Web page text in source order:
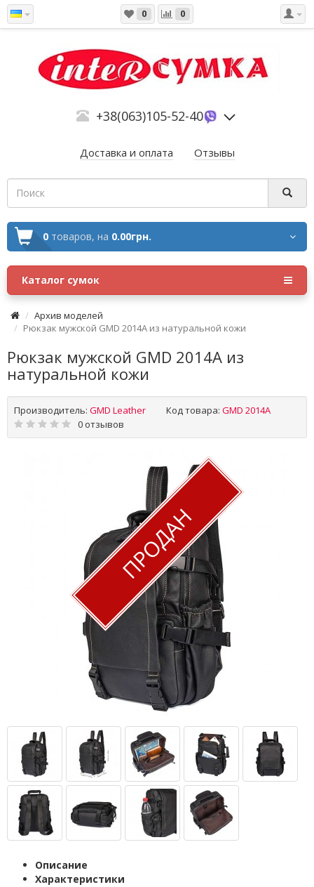
0 0
+38(063)105-52-40
Доставка и оплата Отзывы
0 товаров, на 0.00грн.
Каталог сумок
Архив моделей
Рюкзак мужской GMD 2014A из натуральной кожи
Рюкзак мужской GMD 2014A из
натуральной кожи
Производитель: GMD Leather Код товара: GMD 2014A
0 отзывов
ПРОДАН
Описание
Характеристики